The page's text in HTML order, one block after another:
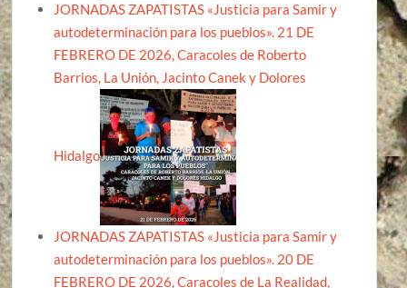
JORNADAS ZAPATISTAS «Justicia para Samir y
autodeterminación para los pueblos». 21 DE
FEBRERO DE 2026, Caracoles de Roberto
Barrios, La Unión, Jacinto Canek y Dolores
Hidalgo
JORNADAS ZAPATISTAS «Justicia para Samir y
autodeterminación para los pueblos». 20 DE
FEBRERO DE 2026, Caracoles de La Realidad,